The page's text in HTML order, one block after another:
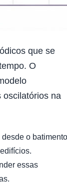
que se
O
oscilatórios na
o batimento
essas